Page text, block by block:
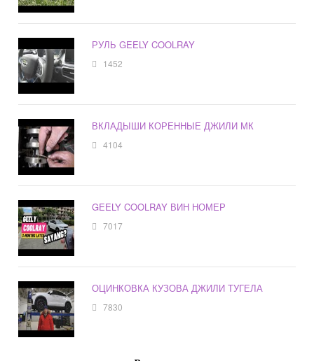
РУЛЬ GEELY COOLRAY
1452
ВКЛАДЫШИ КОРЕННЫЕ ДЖИЛИ МК
4104
GEELY COOLRAY ВИН НОМЕР
7017
ОЦИНКОВКА КУЗОВА ДЖИЛИ ТУГЕЛА
7830